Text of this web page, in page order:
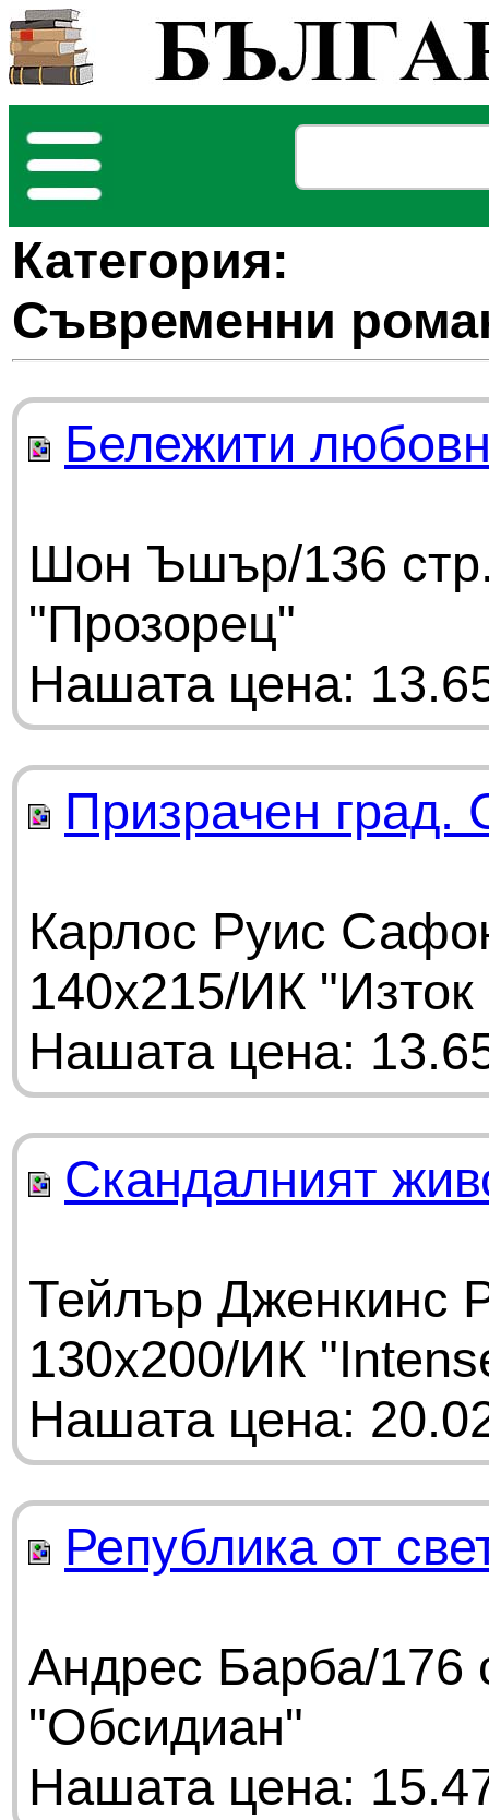
Категория:
Съвременни
Бележити
Шон Ъшър/136
"Прозорец"
Нашата цена:
Призрачен град.
Карлос Руис
140х215/ИК
Нашата цена:
Скандалният
Тейлър Дженкинс
130х200/ИК
Нашата цена:
Република от
Андрес Барба/176
"Обсидиан"
Нашата цена: